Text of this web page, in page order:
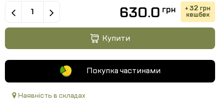
630.0 грн + 32 грн
кешбек
Купити
Покупка частинами
Наявність в складах